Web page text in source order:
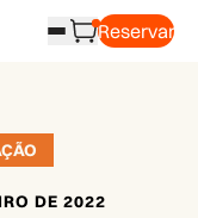
Reservar
DE 2022